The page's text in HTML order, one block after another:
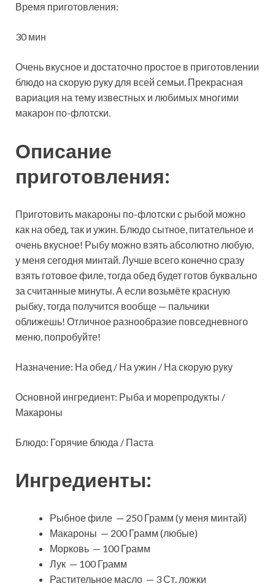
Время приготовления:
30 мин
Очень вкусное и достаточно простое в приготовлении
блюдо на скорую руку для всей семьи. Прекрасная
вариация на тему известных и любимых многими
макарон по-флотски.
Описание
приготовления:
Приготовить макароны по-флотски с рыбой можно
как на обед, так и ужин. Блюдо сытное, питательное и
очень вкусное! Рыбу можно взять абсолютно любую,
у меня сегодня минтай. Лучше всего конечно сразу
взять готовое филе, тогда обед будет готов буквально
за считанные минуты. А если возьмёте красную
рыбку, тогда получится вообще — пальчики
оближешь! Отличное разнообразие повседневного
меню, попробуйте!
Назначение: На обед / На ужин / На скорую руку
Основной ингредиент: Рыба и морепродукты /
Макароны
Блюдо: Горячие блюда / Паста
Ингредиенты:
Рыбное филе — 250 Грамм (у меня минтай)
Макароны — 200 Грамм (любые)
Морковь — 100 Грамм
Лук — 100 Грамм
Растительное масло — 3 Ст. ложки